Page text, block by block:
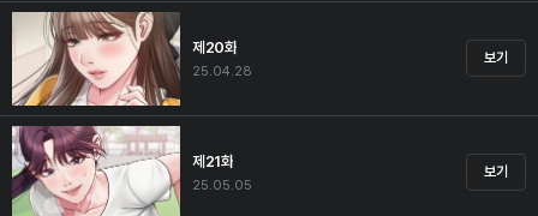
제20화
25.04.28
보기
제21화
25.05.05
보기